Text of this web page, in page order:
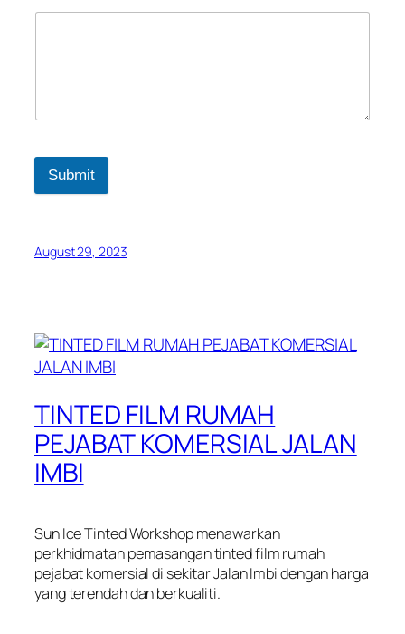
Submit
August 29, 2023
TINTED FILM RUMAH
PEJABAT KOMERSIAL JALAN
IMBI
Sun Ice Tinted Workshop menawarkan
perkhidmatan pemasangan tinted film rumah
pejabat komersial di sekitar Jalan Imbi dengan harga
yang terendah dan berkualiti.